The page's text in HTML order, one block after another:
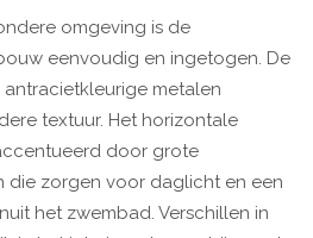
omgeving is de
eenvoudig en ingetogen. De
metalen
textuur. Het horizontale
door grote
die zorgen voor daglicht en een
het zwembad. Verschillen in